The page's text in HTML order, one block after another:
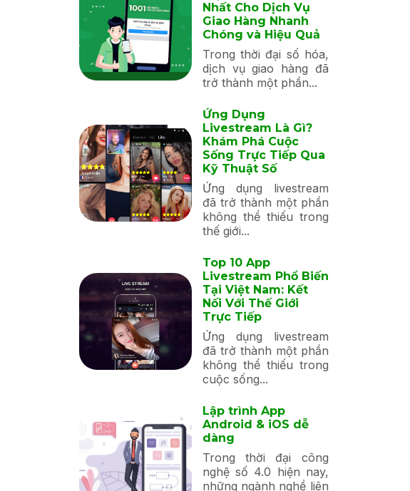
Nhất Cho Dịch Vụ
Giao Hàng Nhanh
Chóng và Hiệu Quả
Trong thời đại số hóa,
dịch vụ giao hàng đã
trở thành một phần...
Ứng Dụng
Livestream Là Gì?
Khám Phá Cuộc
Sống Trực Tiếp Qua
Kỹ Thuật Số
Ứng dụng livestream
đã trở thành một phần
không thể thiếu trong
thế giới...
Top 10 App
Livestream Phổ Biến
Tại Việt Nam: Kết
Nối Với Thế Giới
Trực Tiếp
Ứng dụng livestream
đã trở thành một phần
không thể thiếu trong
cuộc sống...
Lập trình App
Android & iOS dễ
dàng
Trong thời đại công
nghệ số 4.0 hiện nay,
những ngành nghề liên